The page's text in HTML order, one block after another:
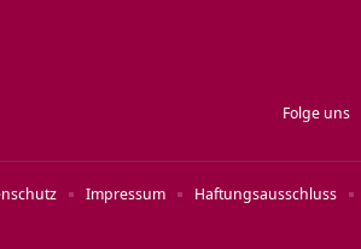
Folge uns
Impressum Haftungsausschluss